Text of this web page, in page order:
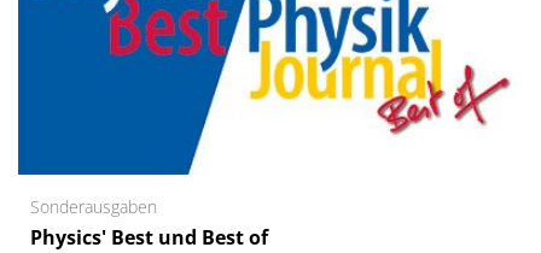
Sonderausgaben
Physics' Best und Best of